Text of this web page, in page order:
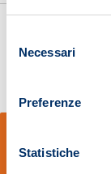
delNecessari
Preferenze
Statistiche
Pistoia 01680210505
Società adotta il